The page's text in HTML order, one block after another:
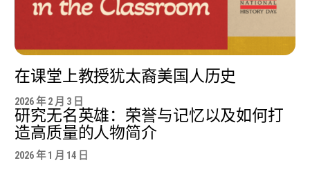
在课堂上教授犹太裔美国人历史
2026 年 2 月 3 日
研究无名英雄：荣誉与记忆以及如何打
造高质量的人物简介
2026 年 1 月 14 日